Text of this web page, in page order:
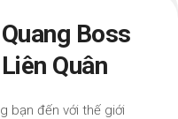
Boss
Quân
bạn đến với thế giới